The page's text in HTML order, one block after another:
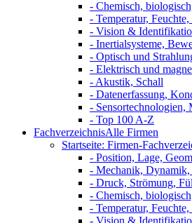
- Chemisch,
- Temperatur, Feuchte,
- Vision &
- Inertialsysteme,
- Optisch und
- Elektrisch und
- Akustik, Schall
- Datenerfassung,
- Sensortechnologien,
- Top 100 A-Z
FachverzeichnisAlle Firmen
Startseite: Firmen-
- Position, Lage,
- Mechanik,
- Druck, Strömung,
- Chemisch,
- Temperatur, Feuchte,
- Vision &